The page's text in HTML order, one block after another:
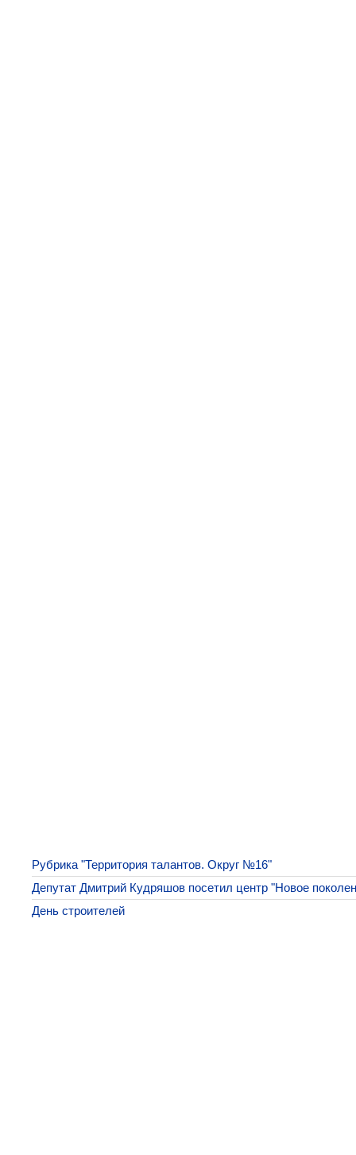
Рубрика "Территория талантов. Округ №16"
Депутат Дмитрий Кудряшов посетил центр "Новое
День строителей